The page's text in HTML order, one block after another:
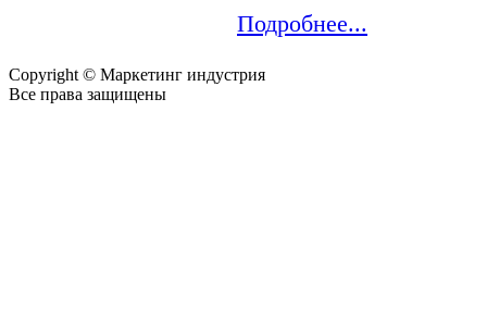
Подробнее...
Copyright © Маркетинг индустрия
Все права защищены